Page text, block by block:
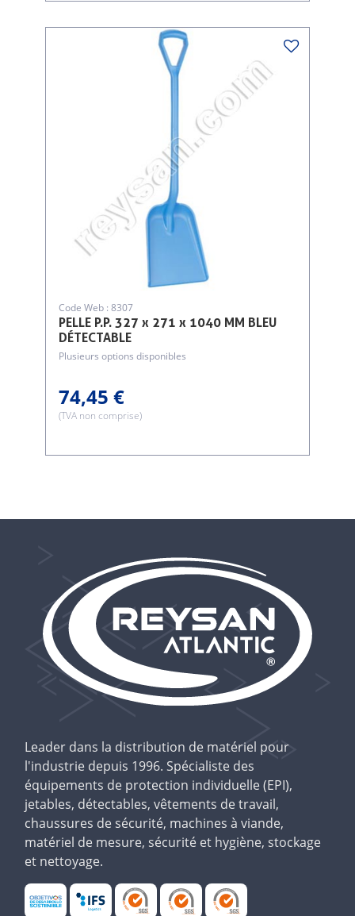
PELLE P.P. 327 x 271 x 1040 MM BLEU
DÉTECTABLE
Code Web : 8307
Plusieurs options disponibles
74,45 €
(TVA non comprise)
Leader dans la distribution de matériel pour
l'industrie depuis 1996. Spécialiste des
équipements de protection individuelle (EPI),
jetables, détectables, vêtements de travail,
chaussures de sécurité, machines à viande,
matériel de mesure, sécurité et hygiène, stockage
et nettoyage.